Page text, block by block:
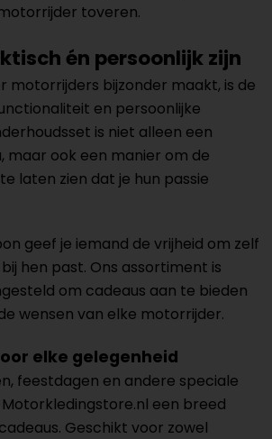
toveren.
én persoonlijk zijn
motorrijders bijzonder maakt, is de
en persoonlijke
is niet alleen een
maar ook een manier om de
laten zien dat je hun passie
geef je iemand de vrijheid om zelf
hen past. Ons assortiment is
om cadeaus aan te bieden
wensen van elke motorrijder.
elke gelegenheid
feestdagen en andere speciale
een breed
Geschikt voor zowel